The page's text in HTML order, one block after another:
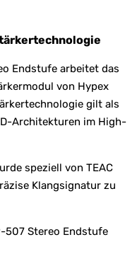
Endstufe arbeitet das
von Hypex
gilt als
Architekturen im High-
speziell von TEAC
Klangsignatur zu
507 Stereo Endstufe